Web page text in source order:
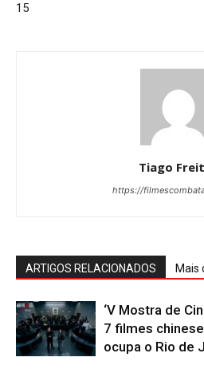
15
Tiago
https://
ARTIGOS RELACIONADOS Mais
‘V Mostra de
7 filmes
ocupa o Rio de